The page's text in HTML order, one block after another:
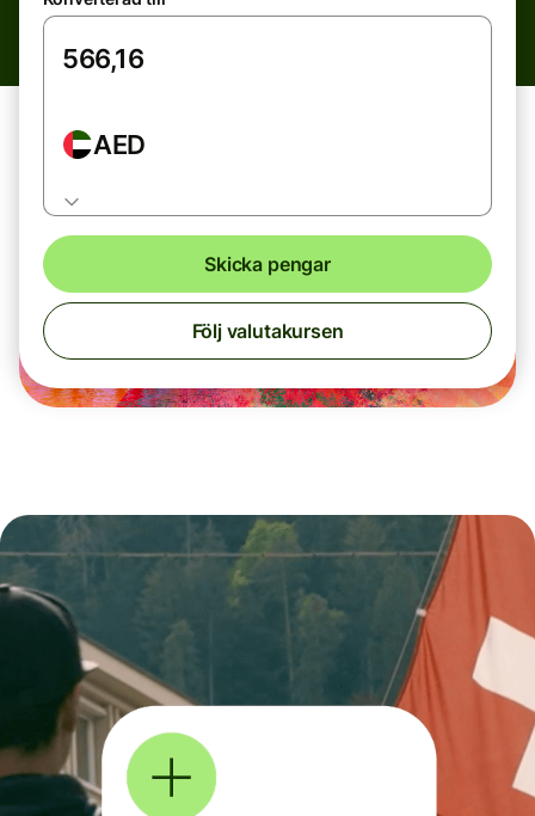
AED
Skicka pengar
Följ valutakursen